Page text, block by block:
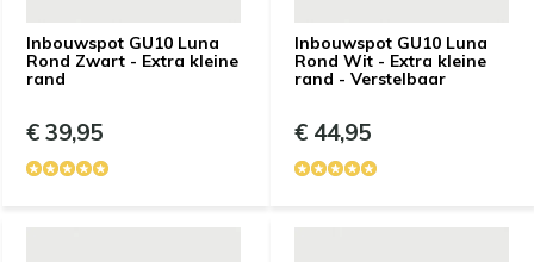
Inbouwspot GU10 Luna
Rond Zwart - Extra kleine
rand
€ 39,95
Inbouwspot GU10 Luna
Rond Wit - Extra kleine
rand - Verstelbaar
€ 44,95